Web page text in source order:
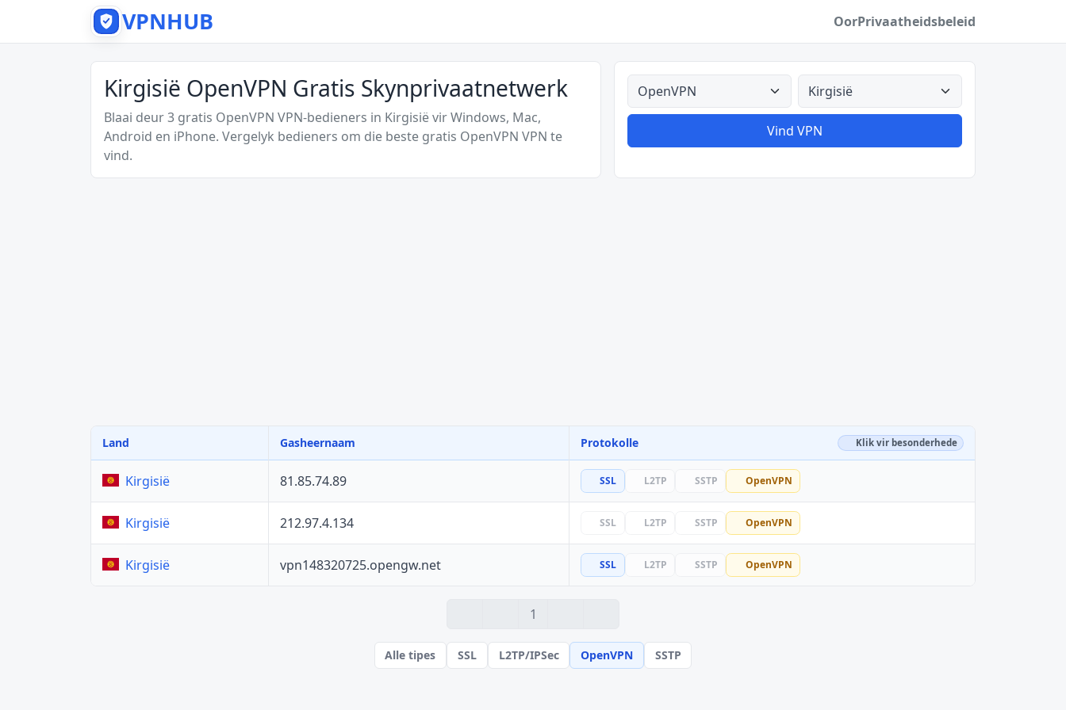
VPNHUB OorPrivaatheidsbeleid
Kirgisië OpenVPN Gratis Skynprivaatnetwerk
Blaai deur 3 gratis OpenVPN VPN-bedieners in Kirgisië vir Windows, Mac,
Android en iPhone. Vergelyk bedieners om die beste gratis OpenVPN VPN te
vind.
Alle tipes Alle lande
Vind VPN
Land Gasheernaam Protokolle Klik vir besonderhede
Kirgisië 81.85.74.89 SSL L2TP SSTP OpenVPN
Kirgisië 212.97.4.134 SSL L2TP SSTP OpenVPN
Kirgisië vpn148320725.opengw.net SSL L2TP SSTP OpenVPN
1
Alle tipes SSL L2TP/IPSec OpenVPN SSTP